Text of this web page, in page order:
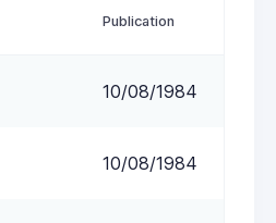
Publication
10/08/1984
10/08/1984